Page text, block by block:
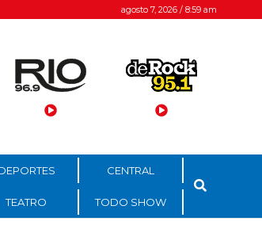
agosto 7, 2026 / 8:59 am
CENTRAL
TEATRO TODO SHOW